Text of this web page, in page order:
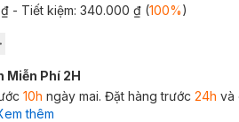
- Tiết kiệm: 340.000 ₫(100%)
Miễn Phí 2H
10h ngày mai. Đặt hàng trước 24h và
thêm